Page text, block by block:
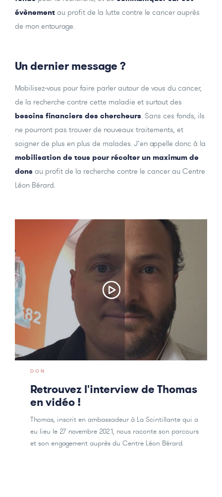
évènement au profit de la lutte contre le cancer auprès
de mon entourage.
Un dernier message ?
Mobilisez-vous pour faire parler autour de vous du cancer,
de la recherche contre cette maladie et surtout des
besoins financiers des chercheurs. Sans ces fonds, ils
ne pourront pas trouver de nouveaux traitements, et
soigner de plus en plus de malades. J’en appelle donc à la
mobilisation de tous pour récolter un maximum de
dons au profit de la recherche contre le cancer au Centre
Léon Bérard.
DON
Retrouvez l'interview de Thomas
en vidéo !
Thomas, inscrit en ambassadeur à La Scintillante qui a
eu lieu le 27 novembre 2021, nous raconte son parcours
et son engagement auprès du Centre Léon Bérard.